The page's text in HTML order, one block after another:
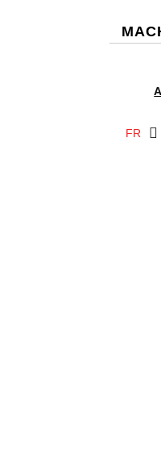
FR